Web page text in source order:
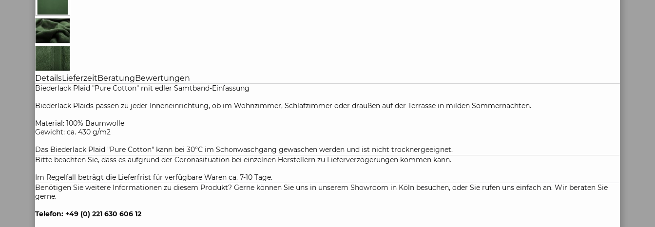
DetailsLieferzeit Beratung Bewertungen
Biederlack Plaid "Pure Cotton" mit edler Samtband-Einfassung
Biederlack Plaids passen zu jeder Inneneinrichtung, ob im Wohnzimmer, Schlafzimmer oder draußen auf der Terrasse in milden Sommernächten.
Material: 100% Baumwolle
Gewicht: ca. 430 g/m2
Das Biederlack Plaid "Pure Cotton" kann bei 30°C im Schonwaschgang gewaschen werden und ist nicht trocknergeeignet.
Bitte beachten Sie, dass es aufgrund der Coronasituation bei einzelnen Herstellern zu Lieferverzögerungen kommen kann.
Im Regelfall beträgt die Lieferfrist für verfügbare Waren ca. 7-10 Tage.
Benötigen Sie weitere Informationen zu diesem Produkt? Gerne können Sie uns in unserem Showroom in Köln besuchen, oder Sie rufen uns einfach an. Wir beraten Sie
gerne.
Telefon: +49 (0) 221 630 606 12